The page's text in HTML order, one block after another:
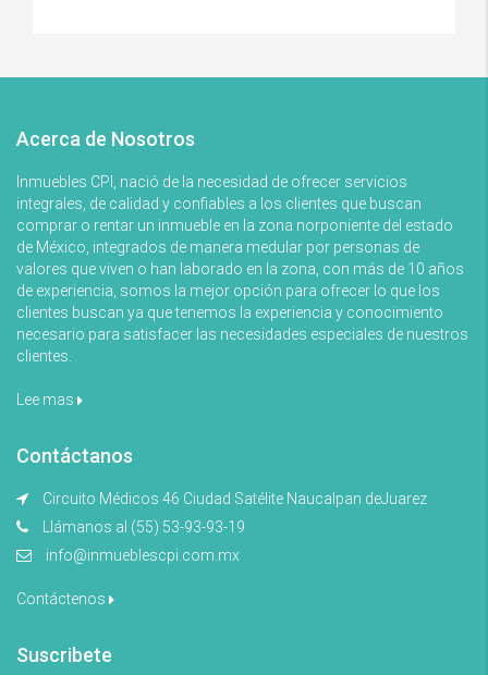
Acerca de Nosotros
Inmuebles CPI, nació de la necesidad de ofrecer servicios
integrales, de calidad y confiables a los clientes que buscan
comprar o rentar un inmueble en la zona norponiente del estado
de México, integrados de manera medular por personas de
valores que viven o han laborado en la zona, con más de 10 años
de experiencia, somos la mejor opción para ofrecer lo que los
clientes buscan ya que tenemos la experiencia y conocimiento
necesario para satisfacer las necesidades especiales de nuestros
clientes.
Lee mas
Contáctanos
Circuito Médicos 46 Ciudad Satélite Naucalpan deJuarez
Llámanos al (55) 53-93-93-19
info@inmueblescpi.com.mx
Contáctenos
Suscribete